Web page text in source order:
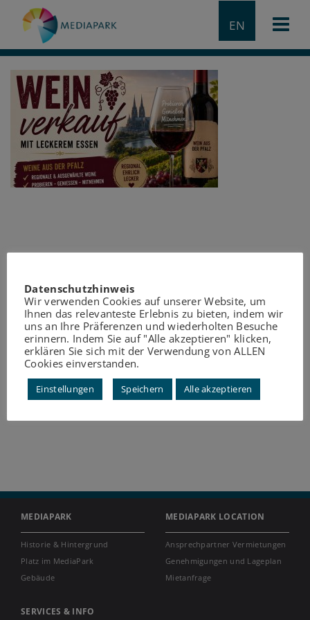
EN
MEDIAPARK
Historie & Hintergrund
Platz im MediaPark
Gebäude
MEDIAPARK LOCATION
Ansprechpartner Vermietungen
Genehmigungen und Lageplan
Mietanfrage
SERVICES & INFO
Datenschutzhinweis
Wir verwenden Cookies auf unserer Website, um
Ihnen das relevanteste Erlebnis zu bieten, indem wir
uns an Ihre Präferenzen und wiederholten Besuche
erinnern. Indem Sie auf "Alle akzeptieren" klicken,
erklären Sie sich mit der Verwendung von ALLEN
Cookies einverstanden.
Einstellungen Speichern Alle akzeptieren